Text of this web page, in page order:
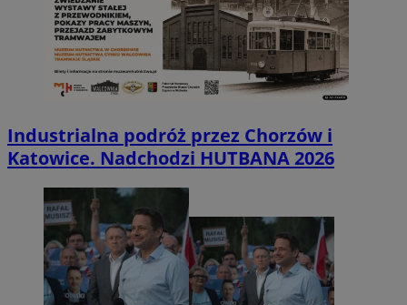
Industrialna podróż przez Chorzów i
Katowice. Nadchodzi HUTBANA 2026